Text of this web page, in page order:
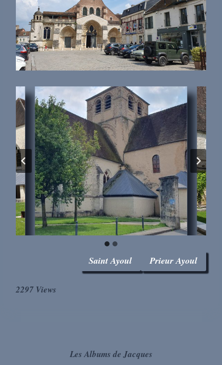
Saint Ayoul Prieur Ayoul
2297 Views
Les Albums de Jacques